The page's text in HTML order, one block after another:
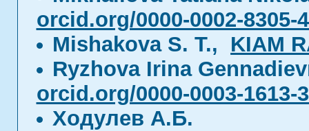
orcid.org/0000-0002-8305-
Mishakova S. T., KIAM
Ryzhova Irina
orcid.org/0000-0003-1613-
Ходулев А.Б.